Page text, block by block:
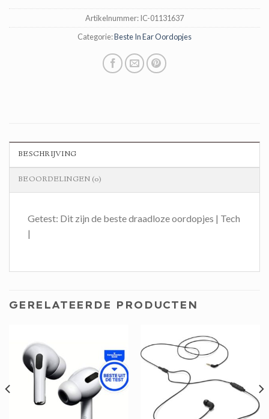
Artikelnummer:IC-01131637
Categorie:Beste In Ear Oordopjes
BESCHRIJVING
BEOORDELINGEN (0)
Getest: Dit zijn de beste draadloze oordopjes | Tech
|
GERELATEERDE PRODUCTEN